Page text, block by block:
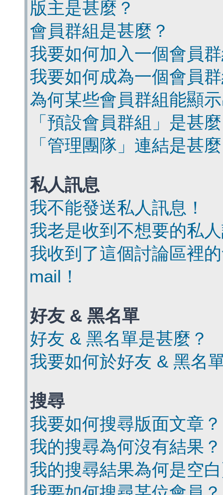
版主是甚麼？
會員群組是甚麼？
我要如何加入一個會員
我要如何成為一個會員
為何某些會員群組能顯
「預設會員群組」是甚
「管理團隊」連結是甚
私人訊息
我不能發送私人訊息！
我老是收到不想要的私
我收到了這個討論區裡
mail！
好友 & 黑名單
好友 & 黑名單是甚麼？
我要如何於好友 & 黑名
搜尋
我要如何搜尋版面文章？
我的搜尋為何沒有結果？
我的搜尋結果為何是空